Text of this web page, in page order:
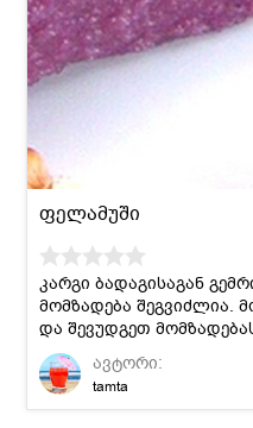
ფელამუში
კარგი ბადაგისაგან
მომზადება შეგვიძლია.
და შევუდგეთ
ავტორი:
tamta